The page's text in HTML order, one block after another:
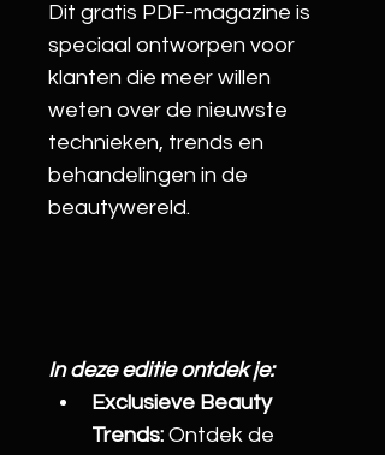
Dit gratis PDF-magazine is
speciaal ontworpen voor
klanten die meer willen
weten over de nieuwste
technieken, trends en
behandelingen in de
beautywereld.
In deze editie ontdek je:
Exclusieve Beauty
Trends: Ontdek de